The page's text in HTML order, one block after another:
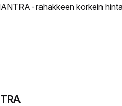
rahakkeen korkein